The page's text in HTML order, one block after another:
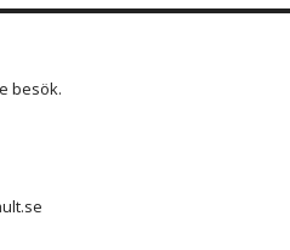
besök.